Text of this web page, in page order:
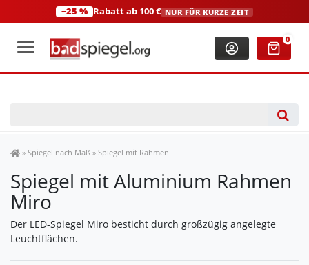
−25 % Rabatt ab 100 € NUR FÜR KURZE ZEIT
+49 (0)2306 3744580 0
Spiegel Shop
» Spiegel nach Maß » Spiegel mit Rahmen
Spiegel mit Aluminium Rahmen
Miro
Der LED-Spiegel Miro besticht durch großzügig angelegte
Leuchtflächen.